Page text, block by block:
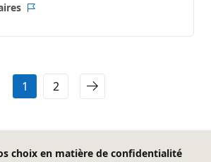
1 2
choix en matière de confidentialité